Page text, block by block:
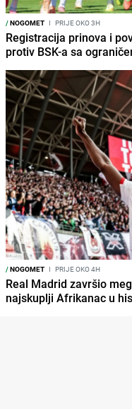
/NOGOMET I PRIJE OKO 3H
Registracija prinova i
protiv BSK-a sa
/NOGOMET I PRIJE OKO 4H
Real Madrid završio
najskuplji Afrikanac u